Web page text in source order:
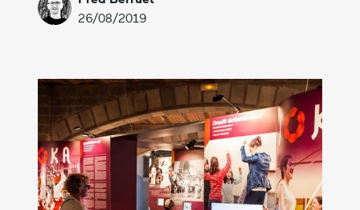
26/08/2019